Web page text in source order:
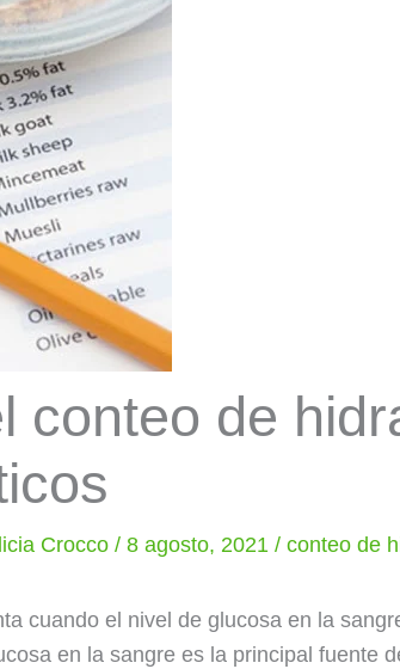
conteo de
Crocco/8 agosto, 2021/conteo de
cuando el nivel de glucosa en la
en la sangre es la principal fuente